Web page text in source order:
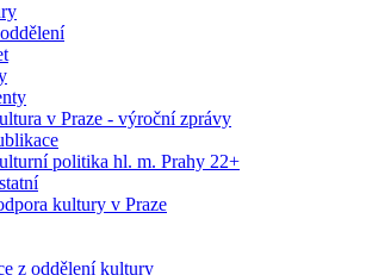
v Praze - výroční zprávy
politika hl. m. Prahy 22+
kultury v Praze
z oddělení kultury